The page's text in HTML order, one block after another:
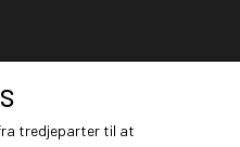
tredjeparter til at